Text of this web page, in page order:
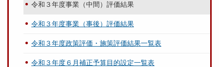
令和３年度事業（中間）評価結果
令和３年度事業（事後）評価結果
令和３年度政策評価・施策評価結果一覧表
令和３年度６月補正予算目的設定一覧表